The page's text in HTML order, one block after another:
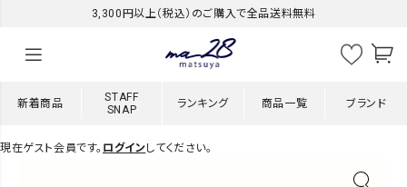
3,300円以上（税込）のご購入で全品送料無料
新着商品
STAFF
SNAP
ランキング 商品一覧 ブランド
現在ゲスト会員です。 ログインしてください。